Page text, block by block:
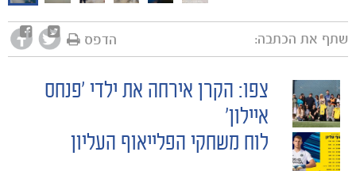
משחקים
ותוצאות
שתף את הכתבה: הדפס
POST
NAVIGATION
צפו: הקרן אירחה את ילדי 'פנחס
איילון'
לוח משחקי הפלייאוף העליון